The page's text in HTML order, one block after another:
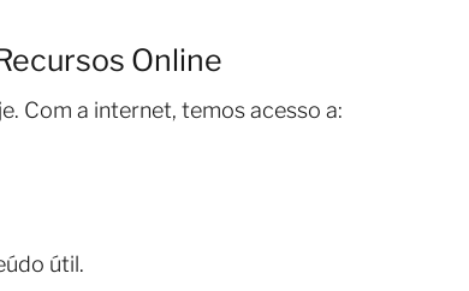
Online
Com a internet, temos acesso a:
útil.